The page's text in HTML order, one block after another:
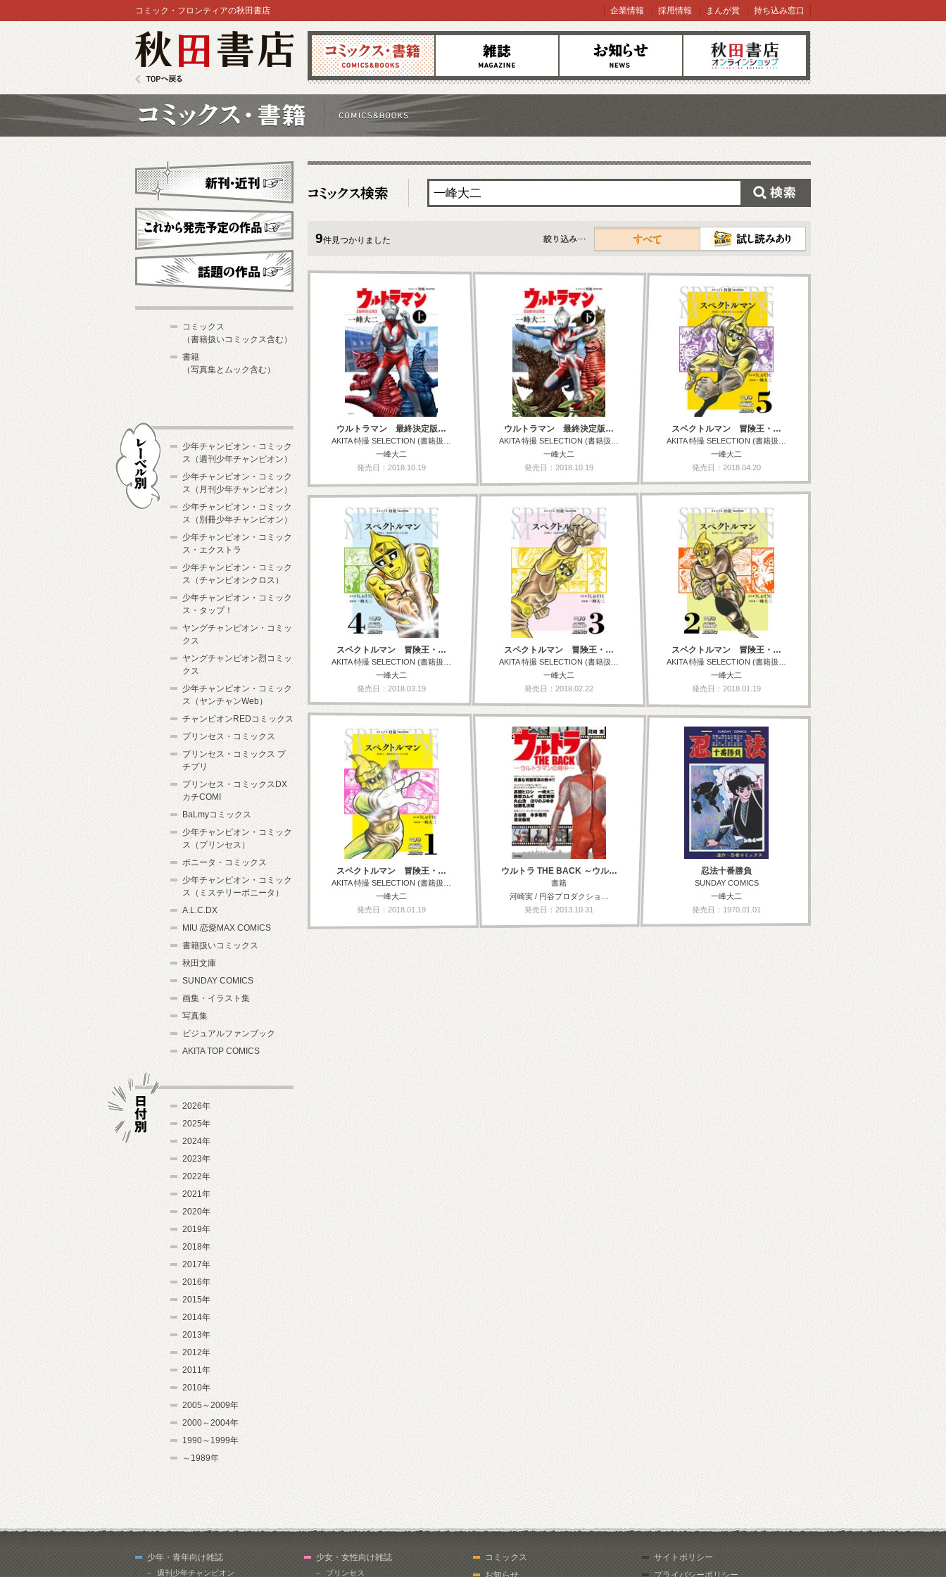
コミックス 雑誌 お知らせ オンラインショップ
コミック・フロンティアの秋田書店 企業情報 採用情報 まんが賞 持ち込み窓口
9件見つかりました
すべて
ウルトラマン 最終決定版…
AKITA 特撮 SELECTION (書籍扱…
一峰大二
発売日：2018.10.19
ウルトラマン 最終決定版…
AKITA 特撮 SELECTION (書籍扱…
一峰大二
発売日：2018.10.19
スペクトルマン 冒険王・…
AKITA 特撮 SELECTION (書籍扱…
一峰大二
発売日：2018.04.20
スペクトルマン 冒険王・…
AKITA 特撮 SELECTION (書籍扱…
一峰大二
発売日：2018.03.19
スペクトルマン 冒険王・…
AKITA 特撮 SELECTION (書籍扱…
一峰大二
発売日：2018.02.22
スペクトルマン 冒険王・…
AKITA 特撮 SELECTION (書籍扱…
一峰大二
発売日：2018.01.19
スペクトルマン 冒険王・…
AKITA 特撮 SELECTION (書籍扱…
一峰大二
発売日：2018.01.19
ウルトラ THE BACK ～ウル…
書籍
河崎実 / 円谷プロダクショ…
発売日：2013.10.31
忍法十番勝負
SUNDAY COMICS
一峰大二
発売日：1970.01.01
新刊・近刊
これから発売予定
コミックス
（書籍扱いコミックス含む）
書籍
（写真集とムック含む）
少年チャンピオン・コミック
ス（週刊少年チャンピオン）
少年チャンピオン・コミック
ス（月刊少年チャンピオン）
少年チャンピオン・コミック
ス（別冊少年チャンピオン）
少年チャンピオン・コミック
ス・エクストラ
少年チャンピオン・コミック
ス（チャンピオンクロス）
少年チャンピオン・コミック
ス・タップ！
ヤングチャンピオン・コミッ
クス
ヤングチャンピオン烈コミッ
クス
少年チャンピオン・コミック
ス（ヤンチャンWeb）
チャンピオンREDコミックス
プリンセス・コミックス
プリンセス・コミックス プ
チプリ
プリンセス・コミックスDX
カチCOMI
BaLmyコミックス
少年チャンピオン・コミック
ス（プリンセス）
ボニータ・コミックス
少年チャンピオン・コミック
ス（ミステリーボニータ）
A.L.C.DX
MIU 恋愛MAX COMICS
書籍扱いコミックス
秋田文庫
SUNDAY COMICS
画集・イラスト集
写真集
ビジュアルファンブック
AKITA TOP COMICS
2026年
2025年
2024年
2023年
2022年
2021年
2020年
2019年
2018年
2017年
2016年
2015年
2014年
2013年
2012年
2011年
2010年
2005～2009年
2000～2004年
1990～1999年
～1989年
少年・青年向け雑誌
週刊少年チャンピオン
少女・女性向け雑誌
プリンセス
コミックス
お知らせ
サイトポリシー
プライバシーポリシー